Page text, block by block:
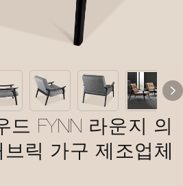
드 FYNN 라운지 의
릭 가구 제조업체